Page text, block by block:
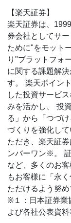
・会場に報道機
主催者によるイ
す。オンライン
の撮影の際に映
・本イベントで
います。
・オンライン視
zoomウエビナー
で、予めご了承
【楽天証券】
楽天証券は、
券会社としてサ
ために"をモット
り"プラットフォ
に関する課題解
す。 楽天ポイン
した投資サービ
みを活かし、 投
る」から「つづ
づくりを強化し
ただき、楽天証
ンバーワン※。
など、多くのお
もお客様に「永
ただけるよう努め
※１：日本証券業
よび各社公表資